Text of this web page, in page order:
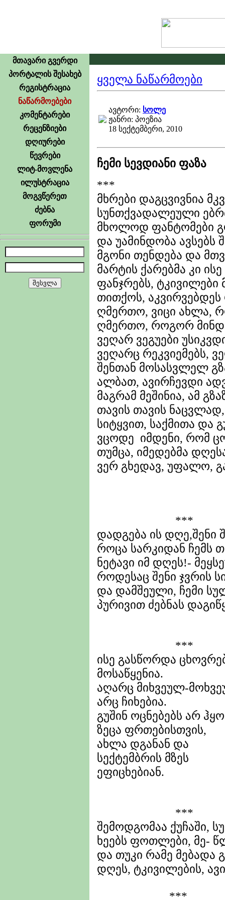
მთავარი გვერდი
პორტალის შესახებ
რეგისტრაცია
ნაწარმოებები
კომენტარები
რეცენზიები
დღიურები
წევრები
ლიტ-მოვლენა
ილუსტრაცია
მოგვწერეთ
ძებნა
ფორუმი
ყველა ნაწარმოები
ავტორი: სოლე
ჟანრი: პოეზია
18 სექტემბერი, 2010
ჩემი სევდიანი ფაზა
***
მხრები დაგცვივნია
სუნთქვადალეული
მხოლოდ ფანტომები
და უამინდობა ავსებს
მგონი თენდება და
მარტის ქარებმა კი
ფანჯრებს,
თითქოს, აკვირვებდეს
ღმერთო, ვიცი ახლა,
ღმერთო, როგორ
ვეღარ ვეგუები
ვეღარც რეკვიემებს,
შენთან მოსასვლელ
ალბათ, ავირჩევდი
მაგრამ მეშინია, ამ
თავის თავის
სიტყვით, საქმითა და
ვცოდე იმდენი, რომ
თუმცა, იმედებმა
ვერ გხედავ, უფალო,
***
დადგება ის დღე,შენი
როცა სარკიდან ჩემს
ნეტავი იმ დღეს!-
როდესაც შენი ჯვრის
და დამშეული, ჩემი
პურივით ძებნას
***
ისე გასწორდა
მოსაწყენია.
აღარც მიხვეულ-
არც ჩიხებია.
გუშინ ოცნებებს არ
ზეცა ფრთებისთვის,
ახლა დგანან და
სექტემბრის მზეს
ეფიცხებიან.
***
შემოდგომაა ქუჩაში,
ხეებს ფოთლები, მე-
და თუკი რამე მებადა
დღეს, ტკივილების,
***